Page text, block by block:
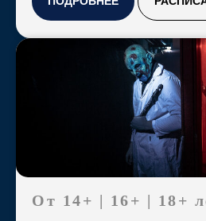
От 14+ | 16+ | 18+